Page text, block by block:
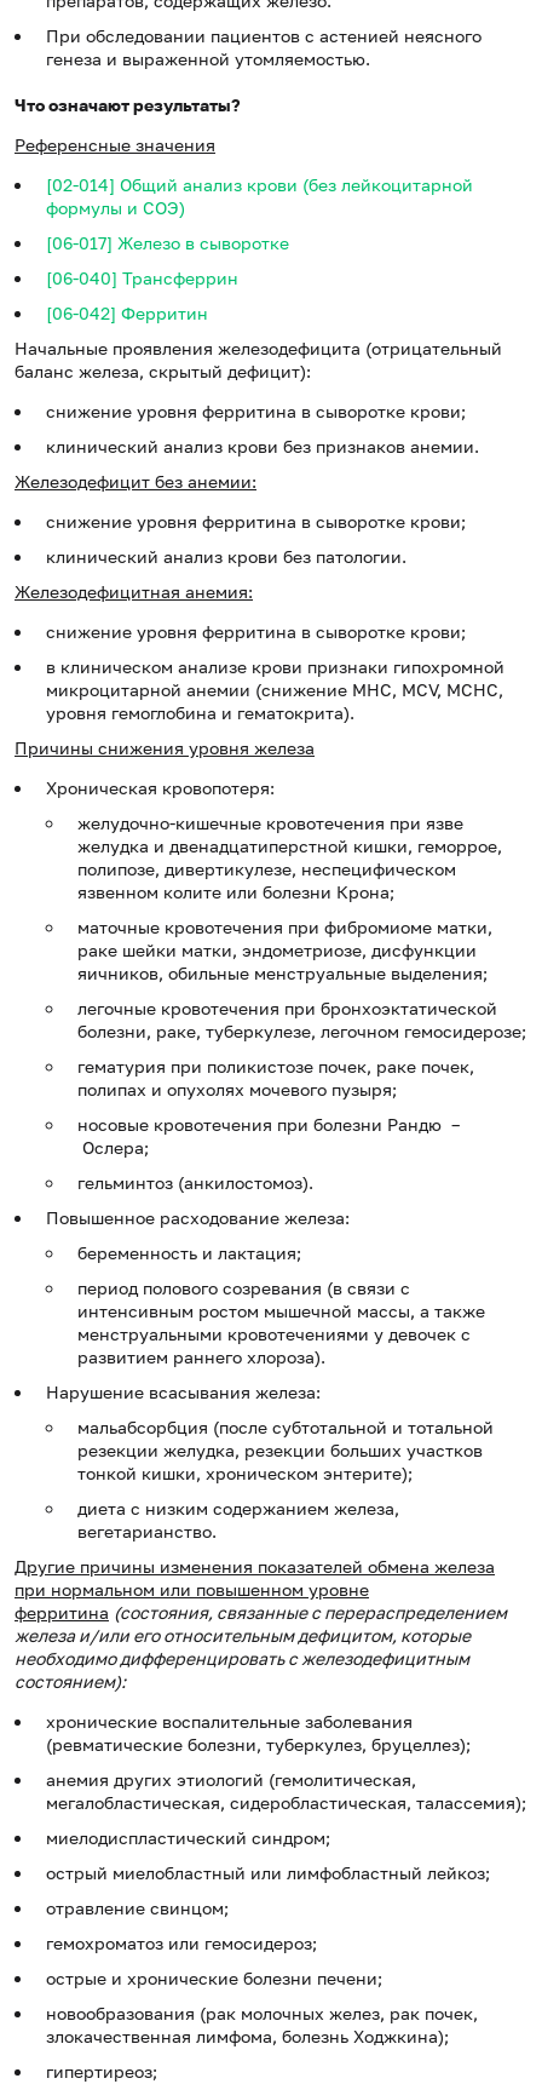
При обследовании пациентов с астенией неясного
генеза и выраженной утомляемостью.
Что означают результаты?
Референсные значения
[02-014] Общий анализ крови (без лейкоцитарной
формулы и СОЭ)
[06-017] Железо в сыворотке
[06-040] Трансферрин
[06-042] Ферритин
Начальные проявления железодефицита (отрицательный
баланс железа, скрытый дефицит):
снижение уровня ферритина в сыворотке крови;
клинический анализ крови без признаков анемии.
Железодефицит без анемии:
снижение уровня ферритина в сыворотке крови;
клинический анализ крови без патологии.
Железодефицитная анемия:
снижение уровня ферритина в сыворотке крови;
в клиническом анализе крови признаки гипохромной
микроцитарной анемии (снижение МНС, MCV, МСНС,
уровня гемоглобина и гематокрита).
Причины снижения уровня железа
Хроническая кровопотеря:
желудочно-кишечные кровотечения при язве
желудка и двенадцатиперстной кишки, геморрое,
полипозе, дивертикулезе, неспецифическом
язвенном колите или болезни Крона;
маточные кровотечения при фибромиоме матки,
раке шейки матки, эндометриозе, дисфункции
яичников, обильные менструальные выделения;
легочные кровотечения при бронхоэктатической
болезни, раке, туберкулезе, легочном гемосидерозе;
гематурия при поликистозе почек, раке почек,
полипах и опухолях мочевого пузыря;
носовые кровотечения при болезни Рандю –
Ослера;
гельминтоз (анкилостомоз).
Повышенное расходование железа:
беременность и лактация;
период полового созревания (в связи с
интенсивным ростом мышечной массы, а также
менструальными кровотечениями у девочек с
развитием раннего хлороза).
Нарушение всасывания железа:
мальабсорбция (после субтотальной и тотальной
резекции желудка, резекции больших участков
тонкой кишки, хроническом энтерите);
диета с низким содержанием железа,
вегетарианство.
Другие причины изменения показателей обмена железа
при нормальном или повышенном уровне
ферритина (состояния, связанные с перераспределением
железа и/или его относительным дефицитом, которые
необходимо дифференцировать с железодефицитным
состоянием):
хронические воспалительные заболевания
(ревматические болезни, туберкулез, бруцеллез);
анемия других этиологий (гемолитическая,
мегалобластическая, сидеробластическая, талассемия);
миелодиспластический синдром;
острый миелобластный или лимфобластный лейкоз;
отравление свинцом;
гемохроматоз или гемосидероз;
острые и хронические болезни печени;
новообразования (рак молочных желез, рак почек,
злокачественная лимфома, болезнь Ходжкина);
гипертиреоз;